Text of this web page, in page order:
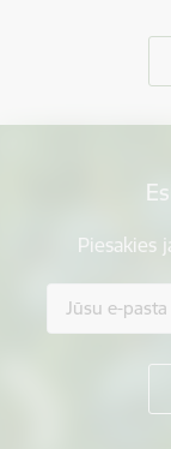
Piesakies